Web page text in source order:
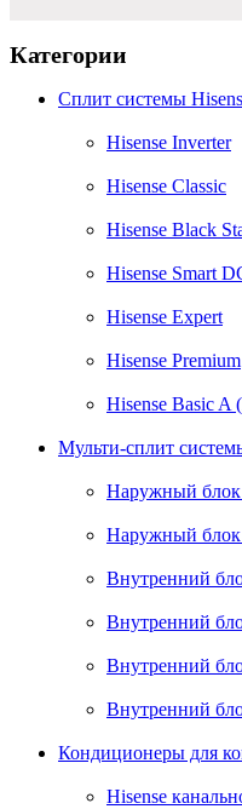
Категории
Сплит системы
Hisense Inverter
Hisense Classic
Hisense Black
Hisense Smart
Hisense Expert
Hisense Premium
Hisense Basic A
Мульти-сплит
Наружный блок
Наружный
Внутренний
Внутренний
Внутренний
Внутренний
Кондиционеры для
Hisense